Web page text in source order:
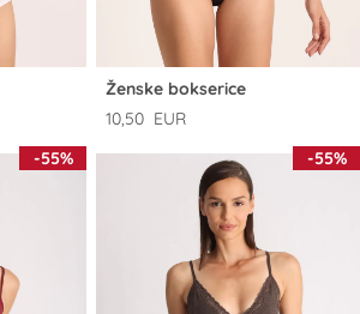
Ženske bokserice
10,50 EUR
-55%
-55%